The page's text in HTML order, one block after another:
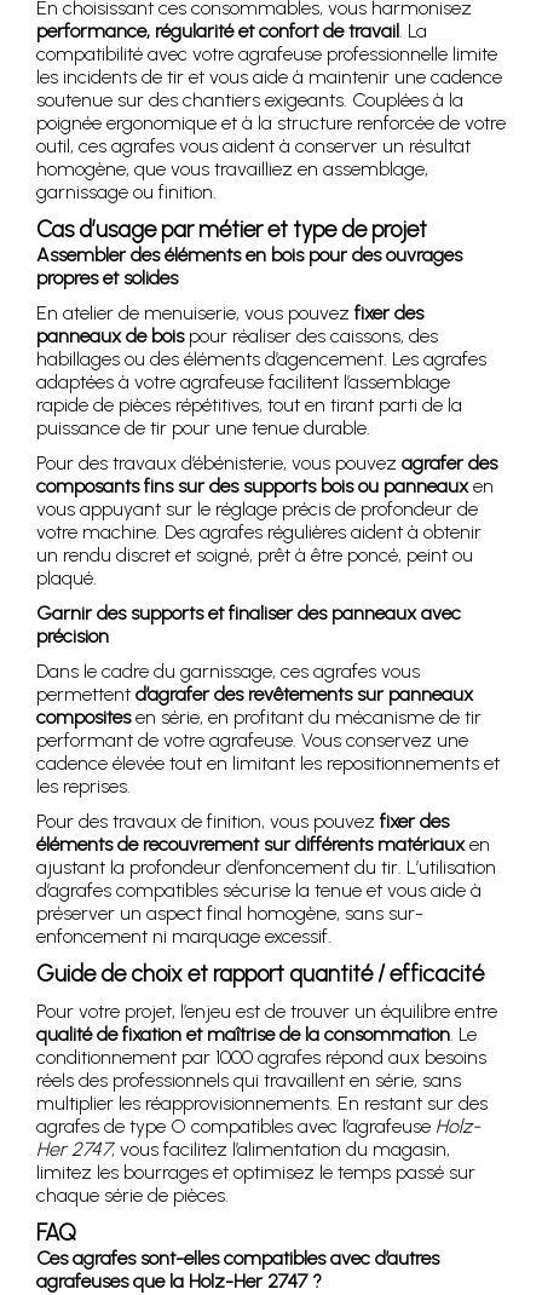
En choisissant ces consommables, vous harmonisez
performance, régularité et confort de travail. La
compatibilité avec votre agrafeuse professionnelle limite
les incidents de tir et vous aide à maintenir une cadence
soutenue sur des chantiers exigeants. Couplées à la
poignée ergonomique et à la structure renforcée de votre
outil, ces agrafes vous aident à conserver un résultat
homogène, que vous travailliez en assemblage,
garnissage ou finition.
Cas d’usage par métier et type de projet
Assembler des éléments en bois pour des ouvrages
propres et solides
En atelier de menuiserie, vous pouvez fixer des
panneaux de boispour réaliser des caissons, des
habillages ou des éléments d’agencement. Les agrafes
adaptées à votre agrafeuse facilitent l’assemblage
rapide de pièces répétitives, tout en tirant parti de la
puissance de tir pour une tenue durable.
Pour des travaux d’ébénisterie, vous pouvez agrafer des
composants fins sur des supports bois ou panneauxen
vous appuyant sur le réglage précis de profondeur de
votre machine. Des agrafes régulières aident à obtenir
un rendu discret et soigné, prêt à être poncé, peint ou
plaqué.
Garnir des supports et finaliser des panneaux avec
précision
Dans le cadre du garnissage, ces agrafes vous
permettent d’agrafer des revêtements sur panneaux
compositesen série, en profitant du mécanisme de tir
performant de votre agrafeuse. Vous conservez une
cadence élevée tout en limitant les repositionnements et
les reprises.
Pour des travaux de finition, vous pouvez fixer des
éléments de recouvrement sur différents matériauxen
ajustant la profondeur d’enfoncement du tir. L’utilisation
d’agrafes compatibles sécurise la tenue et vous aide à
préserver un aspect final homogène, sans sur-
enfoncement ni marquage excessif.
Guide de choix et rapport quantité / efficacité
Pour votre projet, l’enjeu est de trouver un équilibre entre
qualité de fixation et maîtrise de la consommation. Le
conditionnement par 1000 agrafes répond aux besoins
réels des professionnels qui travaillent en série, sans
multiplier les réapprovisionnements. En restant sur des
agrafes de type O compatibles avec l’agrafeuse Holz-
Her 2747, vous facilitez l’alimentation du magasin,
limitez les bourrages et optimisez le temps passé sur
chaque série de pièces.
FAQ
Ces agrafes sont-elles compatibles avec d’autres
agrafeuses que la Holz-Her 2747 ?